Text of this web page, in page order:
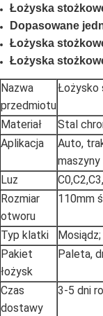
Łożyska
Dopasowane
Łożyska
Łożyska
Nazwa
przedmiotu
Łożysko
Materiał
Stal
Aplikacja
Auto,
Luz
Rozmiar
otworu
110mm
Typ klatki
Pakiet
łożysk
Paleta,
Czas
dostawy
3-5 dni